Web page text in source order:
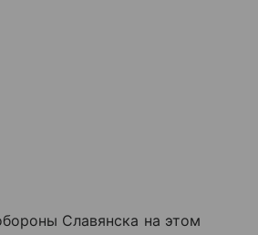
Славянска на этом